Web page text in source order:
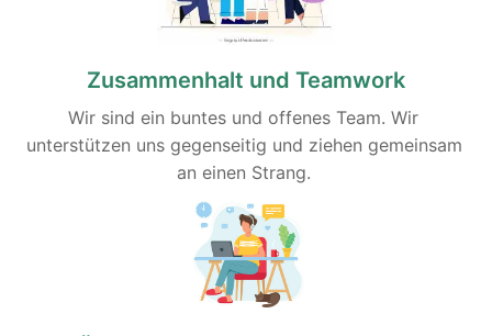
Zusammenhalt und Teamwork
Wir sind ein buntes und offenes Team. Wir
unterstützen uns gegenseitig und ziehen gemeinsam
an einen Strang.